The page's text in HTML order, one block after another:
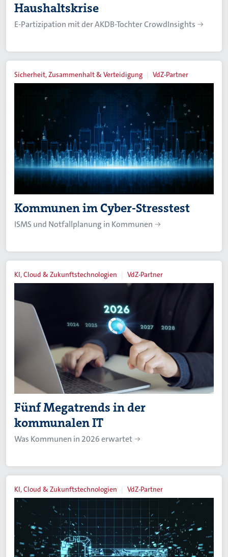
Haushaltskrise
E-Partizipation mit der AKDB-Tochter CrowdInsights
Sicherheit, Zusammenhalt & Verteidigung VdZ-Partner
Kommunen im Cyber-Stresstest
ISMS und Notfallplanung in Kommunen
KI, Cloud & Zukunftstechnologien VdZ-Partner
Fünf Megatrends in der
kommunalen IT
Was Kommunen in 2026 erwartet
KI, Cloud & Zukunftstechnologien VdZ-Partner